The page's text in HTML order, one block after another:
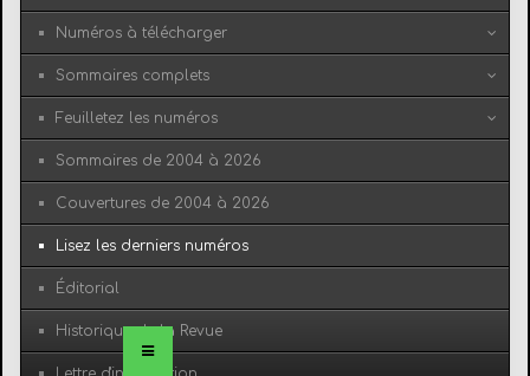
Numéros à télécharger
Sommaires complets
Feuilletez les numéros
Sommaires de 2004 à 2026
Couvertures de 2004 à 2026
Lisez les derniers numéros
Éditorial
Historique de la Revue